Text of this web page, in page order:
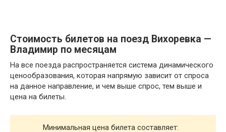
Стоимость билетов на поезд Вихоревка —
Владимир по месяцам
На все поезда распространяется система динамического
ценообразования, которая напрямую зависит от спроса
на данное направление, и чем выше спрос, тем выше и
цена на билеты.
Минимальная цена билета составляет: